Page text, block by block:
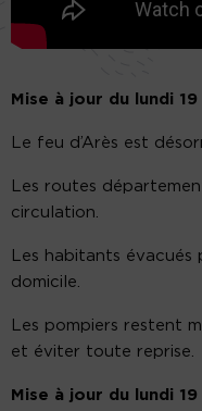
Mise à jour du lundi
Le feu d’Arès est
Les routes
circulation.
Les habitants
domicile.
Les pompiers restent
et éviter toute reprise.
Mise à jour du lundi